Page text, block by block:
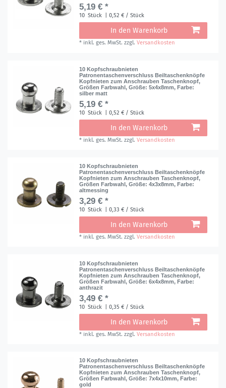
5,19 € *
10 Stück | 0,52 € / Stück
In den Warenkorb
* inkl. ges. MwSt. zzgl.Versandkosten
10 Kopfschraubnieten
Patronentaschenverschluss Beiltaschenknöpfe
Kopfnieten zum Anschrauben Taschenknopf,
Größen Farbwahl, Größe: 5x4x8mm, Farbe:
silber matt
5,19 € *
10 Stück | 0,52 € / Stück
In den Warenkorb
* inkl. ges. MwSt. zzgl.Versandkosten
10 Kopfschraubnieten
Patronentaschenverschluss Beiltaschenknöpfe
Kopfnieten zum Anschrauben Taschenknopf,
Größen Farbwahl, Größe: 4x3x8mm, Farbe:
altmessing
3,29 € *
10 Stück | 0,33 € / Stück
In den Warenkorb
* inkl. ges. MwSt. zzgl.Versandkosten
10 Kopfschraubnieten
Patronentaschenverschluss Beiltaschenknöpfe
Kopfnieten zum Anschrauben Taschenknopf,
Größen Farbwahl, Größe: 6x4x8mm, Farbe:
anthrazit
3,49 € *
10 Stück | 0,35 € / Stück
In den Warenkorb
* inkl. ges. MwSt. zzgl.Versandkosten
10 Kopfschraubnieten
Patronentaschenverschluss Beiltaschenknöpfe
Kopfnieten zum Anschrauben Taschenknopf,
Größen Farbwahl, Größe: 7x4x10mm, Farbe:
gold